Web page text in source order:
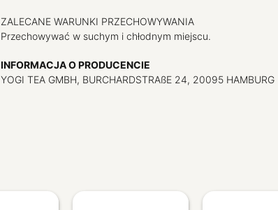
ZALECANE WARUNKI PRZECHOWYWANIA
Przechowywać w suchym i chłodnym miejscu.
INFORMACJA O PRODUCENCIE
YOGI TEA GMBH, BURCHARDSTRAßE 24, 20095 HAMBURG